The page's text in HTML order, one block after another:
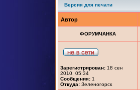
Версия для печати
Автор
ФОРУМЧАНКА
Зарегистрирован: 18 сен
2010, 05:34
Сообщения: 1
Откуда: Зеленогорск